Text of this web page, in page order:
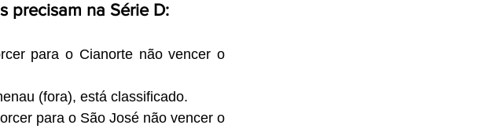
precisam na Série D:
para o Cianorte não vencer o
(fora), está classificado.
para o São José não vencer o